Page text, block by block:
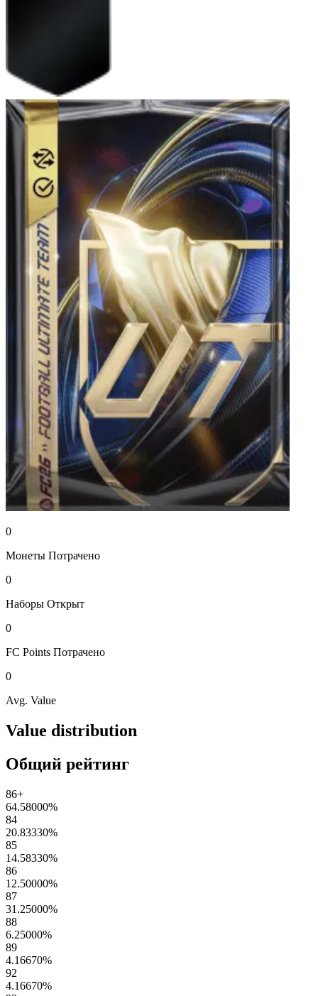
0
Монеты Потрачено
0
Наборы Открыт
0
FC Points Потрачено
0
Avg. Value
Value distribution
Общий рейтинг
86+
64.58000%
84
20.83330%
85
14.58330%
86
12.50000%
87
31.25000%
88
6.25000%
89
4.16670%
92
4.16670%